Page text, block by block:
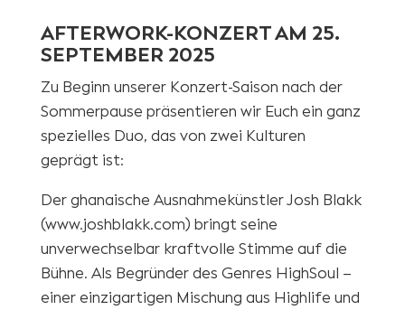
AFTERWORK-KONZERT AM 25.
SEPTEMBER 2025
Zu Beginn unserer Konzert-Saison nach der
Sommerpause präsentieren wir Euch ein ganz
spezielles Duo, das von zwei Kulturen
geprägt ist:
Der ghanaische Ausnahmekünstler Josh Blakk
(www.joshblakk.com) bringt seine
unverwechselbar kraftvolle Stimme auf die
Bühne. Als Begründer des Genres HighSoul –
einer einzigartigen Mischung aus Highlife und